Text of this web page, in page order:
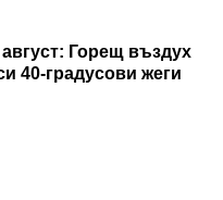
Горещ въздух
40-градусови жеги